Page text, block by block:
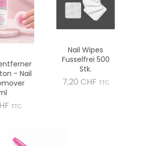
- Nail
Preis
TTC
Nail Wipes
Fusselfrei 500
Stk.
7,20 CHF Preis
TTC